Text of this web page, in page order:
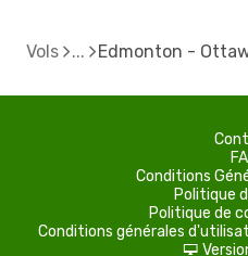
Vols Edmonton -
Conditions
Politique
Politique de
Conditions générales
d